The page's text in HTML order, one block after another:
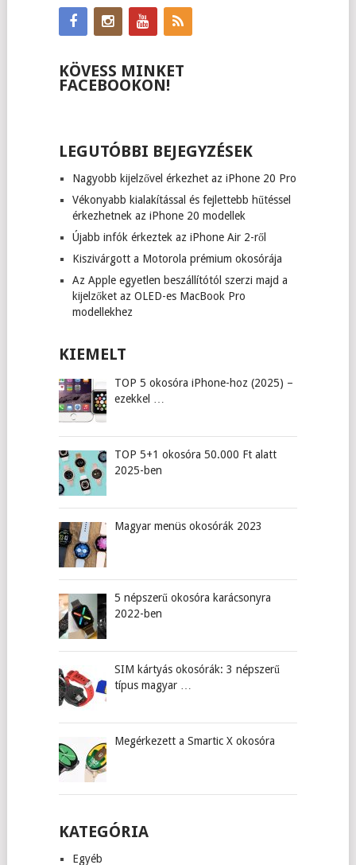
KÖVESS MINKET
FACEBOOKON!
LEGUTÓBBI BEJEGYZÉSEK
Nagyobb kijelzővel érkezhet az iPhone 20 Pro
Vékonyabb kialakítással és fejlettebb hűtéssel
érkezhetnek az iPhone 20 modellek
Újabb infók érkeztek az iPhone Air 2-ről
Kiszivárgott a Motorola prémium okosórája
Az Apple egyetlen beszállítótól szerzi majd a
kijelzőket az OLED-es MacBook Pro
modellekhez
KIEMELT
TOP 5 okosóra iPhone-hoz (2025) –
ezekkel …
TOP 5+1 okosóra 50.000 Ft alatt
2025-ben
Magyar menüs okosórák 2023
5 népszerű okosóra karácsonyra
2022-ben
SIM kártyás okosórák: 3 népszerű
típus magyar …
Megérkezett a Smartic X okosóra
KATEGÓRIA
Egyéb